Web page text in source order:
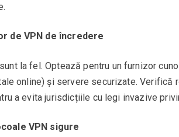
de VPN de încredere
la fel. Optează pentru un furnizor
online) și servere securizate. Verifică
a evita jurisdicțiile cu legi invazive
VPN sigure